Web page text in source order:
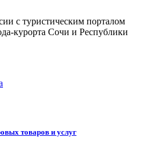
с туристическим порталом
курорта Сочи и Республики
товаров и услуг